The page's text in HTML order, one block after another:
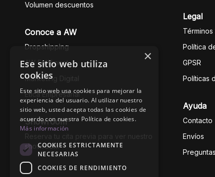
Volumen descuentos
Conoce a AW
Dropshipping
AW Fulfilment
Marketing Digital
Ética Empresarial
Showroom
Reserva tu cita previa para ver nuestro
showroom
Legal
Política
GPSR
Políticas
Ayuda
Contacto
Envíos
×
Ese sitio web utiliza
cookies
Este sitio web usa cookies para mejorar la
experiencia del usuario. Al utilizar nuestro
sitio web, usted acepta todas las cookies de
acuerdo con nuestra Política de cookies.
Más información
COOKIES ESTRICTAMENTE
NECESARIAS
COOKIES DE RENDIMIENTO